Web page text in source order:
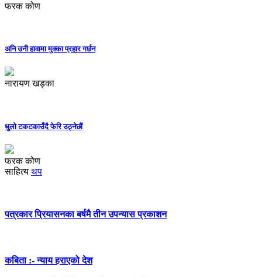
फरक कोण
अनि उनी हावामा मुक्का प्रहार गर्छन
नारायण खड्का
धुलो टकटकाउँदै फेरि उठ्नेछौं
फरक कोण
साहित्य थप
पत्रकार प्रियासनका बर्षमै तीन उपन्यास प्रकाशन
कबिता :- न्याय हराएको देश